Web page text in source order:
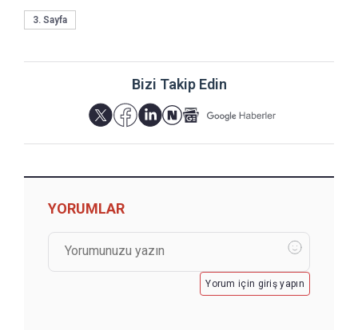
3. Sayfa
Bizi Takip Edin
YORUMLAR
Yorum için giriş yapın